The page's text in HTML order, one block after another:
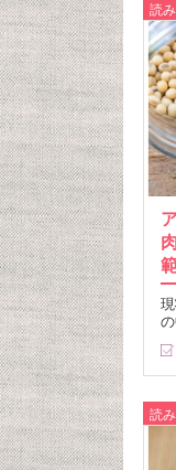
読
読